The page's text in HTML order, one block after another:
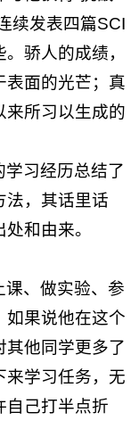
续发表四篇SCI
骄人的成绩，
表面的光芒；真
来所习以生成的
习经历总结了
法，其话里话
和由来。
课、做实验、参
如果说他在这个
其他同学更多了
来学习任务，无
自己打半点折